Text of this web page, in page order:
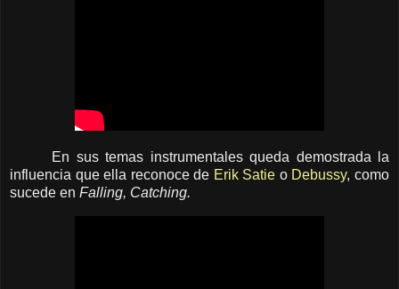
En sus temas instrumentales queda demostrada la
influencia que ella reconoce de Erik Satie o Debussy, como
sucede en Falling, Catching.